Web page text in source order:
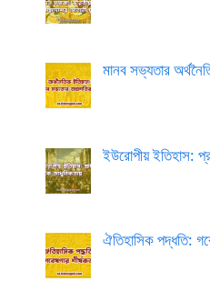
মানব সভ্যতার
ইউরোপীয় ইতিহাস:
ঐতিহাসিক পদ্ধতি: